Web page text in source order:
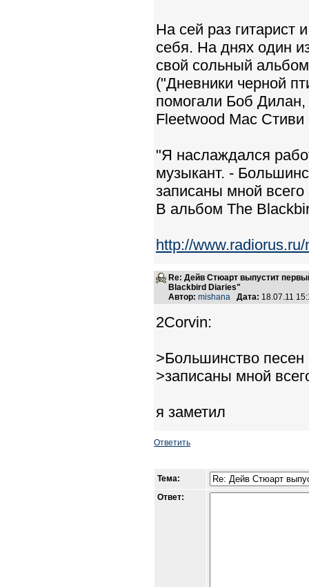
На сей раз гитарист
себя. На днях один
свой сольный
("Дневники черной
помогали Боб Дилан,
Fleetwood Mac Стиви
"Я наслаждался
музыкант. -
записаны мной
В альбом The
http://
Re: Дейв Стюарт выпустит
Blackbird Diaries"
Автор: mishana Дата: 18.07.11
2Corvin:
>Большинство
>записаны мной
я заметил
Ответить
Тема:
Ответ: